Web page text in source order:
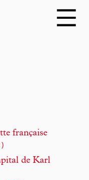
française
de Karl